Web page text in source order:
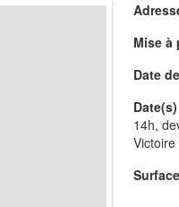
Mise à
Date
14h,